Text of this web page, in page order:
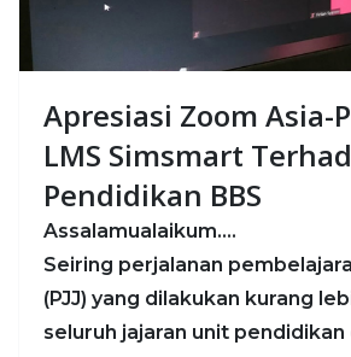
Apresiasi Zoom Asia-
LMS Simsmart
Pendidikan BBS
Assalamualaikum….
Seiring perjalanan
(PJJ) yang dilakukan kurang
seluruh jajaran unit pendidikan